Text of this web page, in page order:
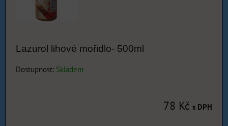
Lazurol lihové mořidlo- 500ml
Dostupnost: Skladem
78 Kč s DPH